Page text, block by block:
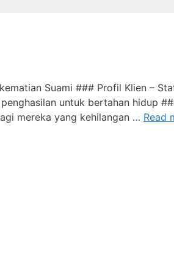
Suami ### Profil Klien –
untuk bertahan hidup
mereka yang kehilangan … Read